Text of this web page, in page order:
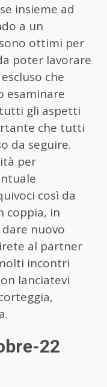
insieme ad
a un
ottimi per
poter lavorare
che
esaminare
gli aspetti
che tutti
da seguire.
per
così da
coppia, in
nuovo
al partner
incontri
lanciatevi
22